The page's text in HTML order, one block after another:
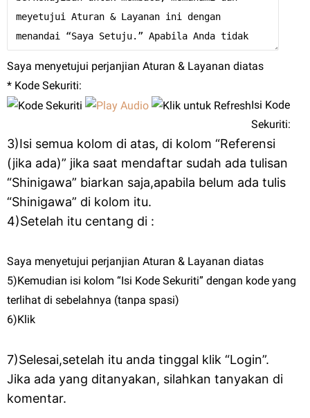
Saya menyetujui perjanjian Aturan & Layanan diatas
* Kode Sekuriti:
Isi Kode
Sekuriti:
3)Isi semua kolom di atas, di kolom “Referensi
(jika ada)” jika saat mendaftar sudah ada tulisan
“Shinigawa” biarkan saja,apabila belum ada tulis
“Shinigawa” di kolom itu.
4)Setelah itu centang di :
Saya menyetujui perjanjian Aturan & Layanan diatas
5)Kemudian isi kolom “Isi Kode Sekuriti” dengan kode yang
terlihat di sebelahnya (tanpa spasi)
6)Klik
7)Selesai,setelah itu anda tinggal klik “Login”.
Jika ada yang ditanyakan, silahkan tanyakan di
komentar.